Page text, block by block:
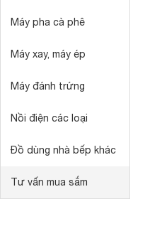
Máy pha cà phê
Máy xay, máy ép
Máy đánh trứng
Nồi điện các loại
Đồ dùng nhà bếp khác
Tư vấn mua sắm